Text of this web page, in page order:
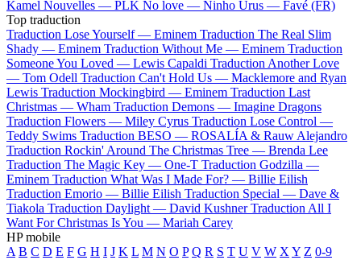
Kamel Nouvelles — PLK No love — Ninho Urus — Favé (FR)
Top traduction
Traduction Lose Yourself — Eminem Traduction The Real Slim
Shady — Eminem Traduction Without Me — Eminem Traduction
Someone You Loved — Lewis Capaldi Traduction Another Love
— Tom Odell Traduction Can't Hold Us — Macklemore and Ryan
Lewis Traduction Mockingbird — Eminem Traduction Last
Christmas — Wham Traduction Demons — Imagine Dragons
Traduction Flowers — Miley Cyrus Traduction Lose Control —
Teddy Swims Traduction BESO — ROSALÍA & Rauw Alejandro
Traduction Rockin' Around The Christmas Tree — Brenda Lee
Traduction The Magic Key — One-T Traduction Godzilla —
Eminem Traduction What Was I Made For? — Billie Eilish
Traduction Emorio — Billie Eilish Traduction Special — Dave &
Tiakola Traduction Daylight — David Kushner Traduction All I
Want For Christmas Is You — Mariah Carey
HP mobile
A B C D E F G H I J K L M N O P Q R S T U V W XY Z 0-9